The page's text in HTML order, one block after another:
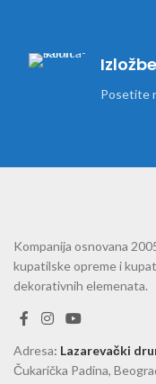
Posetite
Kompanija osnovana
kupatilske opreme i
dekorativnih elemenata.
Adresa: Lazarevački
Čukarička Padina,